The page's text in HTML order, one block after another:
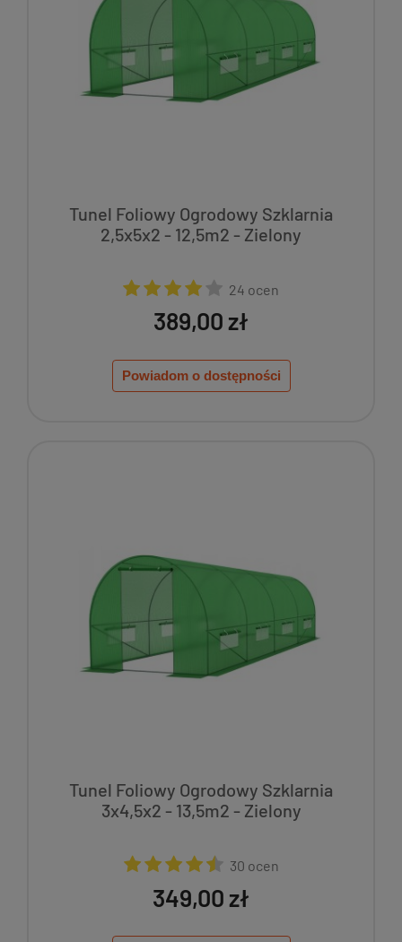
Tunel Foliowy Ogrodowy Szklarnia
2,5x5x2 - 12,5m2 - Zielony
24 ocen
389,00 zł
Powiadom o dostępności
Tunel Foliowy Ogrodowy Szklarnia
3x4,5x2 - 13,5m2 - Zielony
30 ocen
349,00 zł